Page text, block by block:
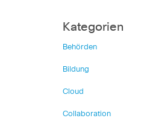
Kategorien
Behörden
Bildung
Cloud
Collaboration